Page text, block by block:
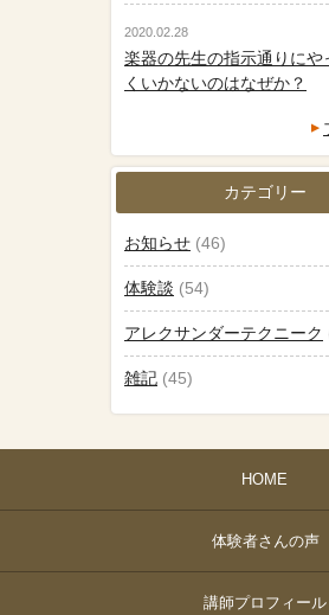
2020.02.28
楽器の先生の指示通りにや
くいかないのはなぜか？
カテゴリー
お知らせ (46)
体験談 (54)
アレクサンダーテクニーク
雑記 (45)
HOME
体験者さんの声
講師プロフィール